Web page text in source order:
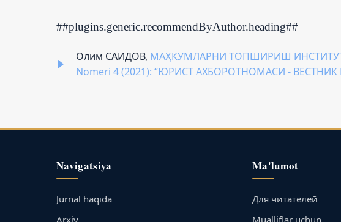
##plugins.generic.recommendByAuthor.heading##
Олим САИДОВ, МАҲКУМЛАРНИ ТОПШИРИШ
Nomeri 4 (2021): “ЮРИСТ АХБОРОТНОМАСИ - ВЕСТНИК
Navigatsiya
Jurnal haqida
Arxiv
Ma'lumot
Для читателей
Mualliflar uchun